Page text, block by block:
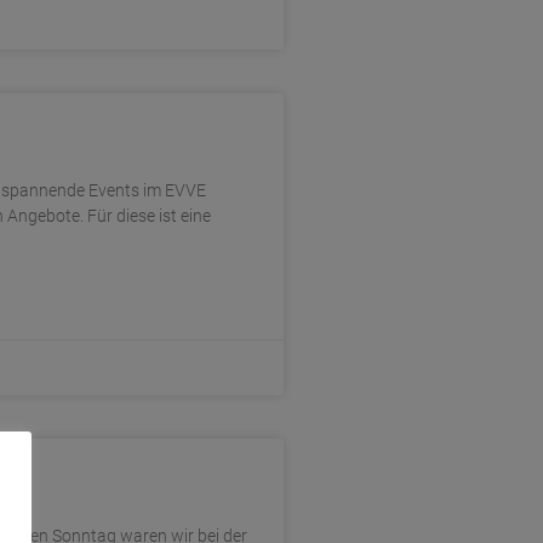
Events im EVVE
Für diese ist eine
Sonntag waren wir bei der